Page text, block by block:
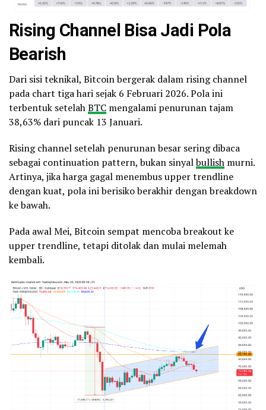
Rising Channel Bisa Jadi Pola
Bearish
Dari sisi teknikal, Bitcoin bergerak dalam rising channel
pada chart tiga hari sejak 6 Februari 2026. Pola ini
terbentuk setelahBTC mengalami penurunan tajam
38,63% dari puncak 13 Januari.
Rising channel setelah penurunan besar sering dibaca
sebagai continuation pattern, bukan sinyalbullish murni.
Artinya, jika harga gagal menembus upper trendline
dengan kuat, pola ini berisiko berakhir dengan breakdown
ke bawah.
Pada awal Mei, Bitcoin sempat mencoba breakout ke
upper trendline, tetapi ditolak dan mulai melemah
kembali.